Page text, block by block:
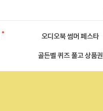
오디오북 썸머 페스타
골든벨 퀴즈 풀고 상품권